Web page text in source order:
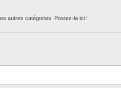
autres catégories. Postez-la ici !